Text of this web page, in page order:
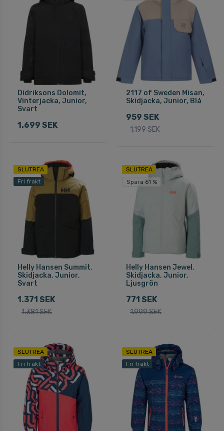
Didriksons Dolomit,
Vinterjacka, Junior,
Svart
1.699 SEK
2117 of Sweden Misan,
Skidjacka, Junior, Blå
959 SEK
1.199 SEK
SLUTREA
Fri frakt
Helly Hansen Summit,
Skidjacka, Junior,
Svart
1.371 SEK
1.381 SEK
SLUTREA
Spara 61 %
Helly Hansen Jewel,
Skidjacka, Junior,
Ljusgrön
771 SEK
1.999 SEK
SLUTREA
Fri frakt
SLUTREA
Fri frakt